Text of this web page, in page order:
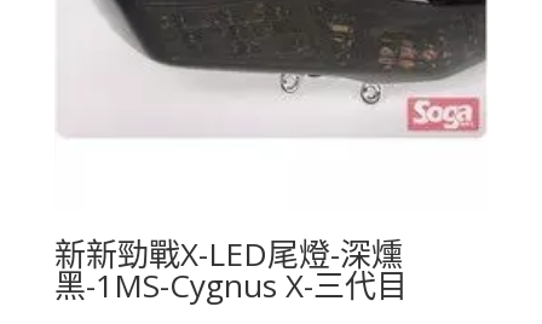
新新勁戰X-LED尾燈-深燻
黑-1MS-Cygnus X-三代目